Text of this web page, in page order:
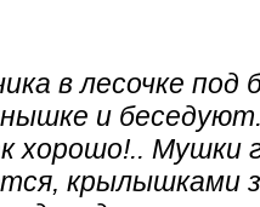
в лесочке
и
хорошо!.. Мушки
крылышками